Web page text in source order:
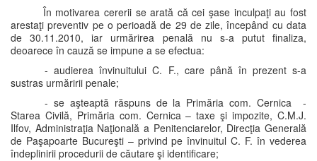
În motivarea cererii se arată că cei şase inculpaţi au fost
arestaţi preventiv pe o perioadă de 29 de zile, începând cu data
de 30.11.2010, iar urmărirea penală nu s-a putut finaliza,
deoarece în cauză se impune a se efectua:
- audierea învinuitului C. F., care până în prezent s-a
sustras urmăririi penale;
- se aşteaptă răspuns de la Primăria com. Cernica -
Starea Civilă, Primăria com. Cernica – taxe şi impozite, C.M.J.
Ilfov, Administraţia Naţională a Penitenciarelor, Direcţia Generală
de Paşapoarte Bucureşti – privind pe învinuitul C. F. în vederea
îndeplinirii procedurii de căutare şi identificare;